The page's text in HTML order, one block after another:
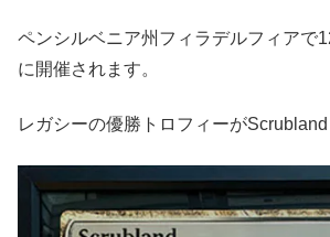
ペンシルベニア州フィラデルフィアで
に開催されます。
レガシーの優勝トロフィーがScrubland